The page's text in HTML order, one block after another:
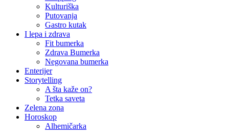
Kulturiška
Putovanja
Gastro kutak
I lepa i zdrava
Fit bumerka
Zdrava Bumerka
Negovana bumerka
Enterijer
Storytelling
A šta kaže on?
Tetka saveta
Zelena zona
Horoskop
Alhemičarka